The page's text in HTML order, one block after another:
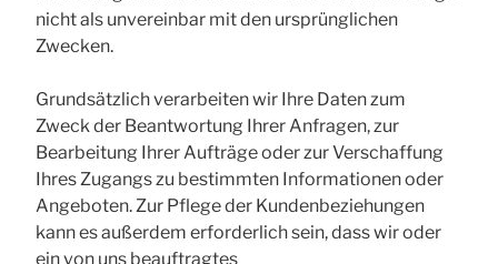
nicht als unvereinbar mit den ursprünglichen
Zwecken.
Grundsätzlich verarbeiten wir Ihre Daten zum
Zweck der Beantwortung Ihrer Anfragen, zur
Bearbeitung Ihrer Aufträge oder zur Verschaffung
Ihres Zugangs zu bestimmten Informationen oder
Angeboten. Zur Pflege der Kundenbeziehungen
kann es außerdem erforderlich sein, dass wir oder
ein von uns beauftragtes